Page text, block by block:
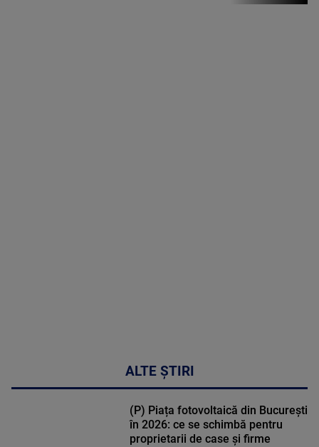
ALTE ȘTIRI
(P) Piața fotovoltaică din București
în 2026: ce se schimbă pentru
proprietarii de case și firme